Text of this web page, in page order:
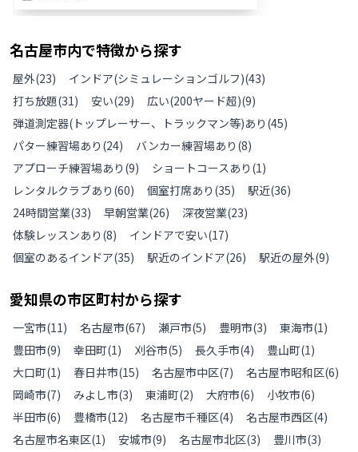
名古屋市内で特徴から探す
屋外(23) インドア(シミュレーションゴルフ)(43)
打ち放題(31) 安い(29) 広い(200ヤード超)(9)
弾道測定器(トップレーサー、トラックマン等)あり (45)
パター練習場あり (24) バンカー練習場あり (8)
アプローチ練習場あり (9) ショートコースあり (1)
レンタルクラブあり (60) 個室打席あり (35) 駅近(36)
24時間営業(33) 早朝営業(26) 深夜営業(23)
体験レッスンあり (8) インドアで安い(17)
個室のあるインドア(35) 駅近のインドア(26) 駅近の屋外(9)
愛知県の市区町村から探す
一宮市(11) 名古屋市(67) 瀬戸市(5) 豊明市(3) 東海市(1)
豊田市(9) 幸田町(1) 刈谷市(5) 長久手市(4) 豊山町(1)
大口町(1) 春日井市(15) 名古屋市中区(7) 名古屋市昭和区(6)
岡崎市(7) みよし市(3) 東浦町(2) 大府市(6) 小牧市(6)
半田市(6) 豊橋市(12) 名古屋市千種区(4) 名古屋市西区(4)
名古屋市名東区(1) 安城市(9) 名古屋市北区(3) 豊川市(3)